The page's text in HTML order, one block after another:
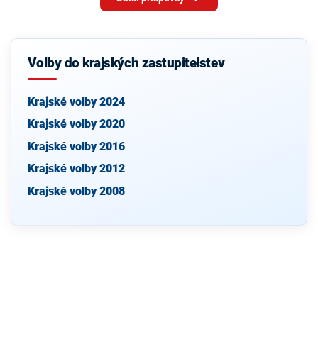
Volby do krajských zastupitelstev
Krajské volby 2024
Krajské volby 2020
Krajské volby 2016
Krajské volby 2012
Krajské volby 2008